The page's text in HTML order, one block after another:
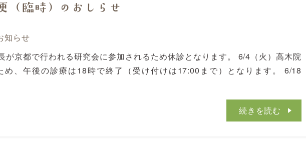
（臨時）のおしらせ
知らせ
が京都で行われる研究会に参加されるため休診となります。 6/4（火）高木院
め、午後の診療は18時で終了（受け付けは17:00まで）となります。 6/18
続きを読む